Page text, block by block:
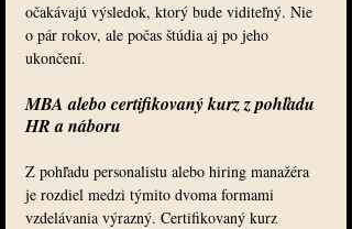
očakávajú výsledok, ktorý bude viditeľný. Nie
o pár rokov, ale počas štúdia aj po jeho
ukončení.
MBA alebo certifikovaný kurz z pohľadu
HR a náboru
Z pohľadu personalistu alebo hiring manažéra
je rozdiel medzi týmito dvoma formami
vzdelávania výrazný. Certifikovaný kurz